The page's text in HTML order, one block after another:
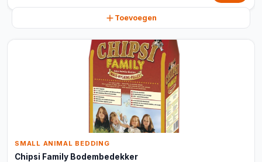
Toevoegen
SMALL ANIMAL BEDDING
Chipsi Family Bodembedekker